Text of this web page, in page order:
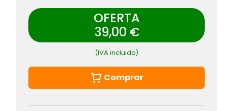
OFERTA
39,00 €
(IVA incluido)
Comprar